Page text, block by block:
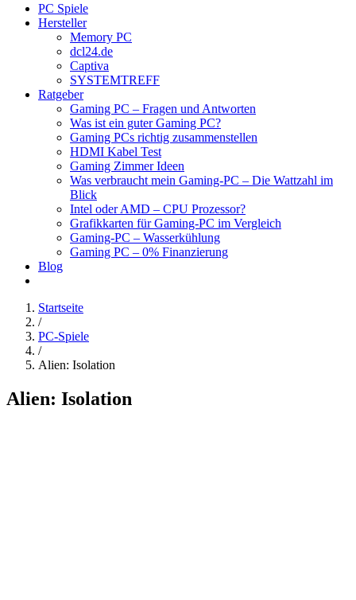
PC Spiele
Hersteller
Memory PC
dcl24.de
Captiva
SYSTEMTREFF
Ratgeber
Gaming PC – Fragen und Antworten
Was ist ein guter Gaming PC?
Gaming PCs richtig zusammenstellen
HDMI Kabel Test
Gaming Zimmer Ideen
Was verbraucht mein Gaming-PC – Die Wattzahl im
Blick
Intel oder AMD – CPU Prozessor?
Grafikkarten für Gaming-PC im Vergleich
Gaming-PC – Wasserkühlung
Gaming PC – 0% Finanzierung
Blog
Startseite
/
PC-Spiele
/
Alien: Isolation
Alien: Isolation